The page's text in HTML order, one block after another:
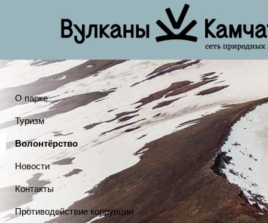
О парке
Туризм
Волонтёрство
Новости
Контакты
Противодействие коррупции